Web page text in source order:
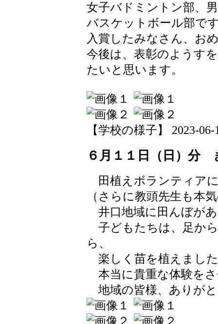
女子バドミントン部、
バスケットボール部で
入賞したみなさん、お
今後は、表彰のようす
たいと思います。
【学校の様子】 2023-
６月１１日（日）分
田植えボランティア
（さらに教頭先生も本
井口地域に田んぼが
子どもたちは、足か
ら、
楽しく苗を植えまし
本当に貴重な体験を
地域の皆様、ありが